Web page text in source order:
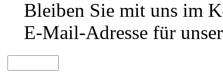
Bleiben Sie mit uns im
E-Mail-Adresse für